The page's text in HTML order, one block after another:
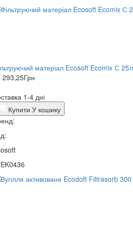
матеріал Ecosoft Ecomix С 25л
293,25Грн
1-4 дні
Купити У кошику